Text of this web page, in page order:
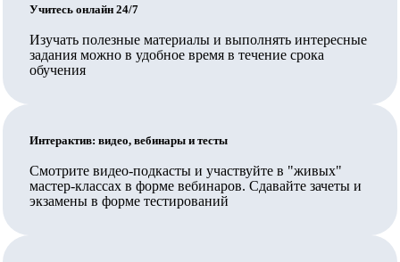
требуется соответствие организации требованиям ч.
5.2. ст. 47 указанного закона, включая специальное
разрешение.
Ваш работодатель также может заключить прямой
Вносятся ли данные в ФИС ФРДО?
Учитесь онлайн 24/7
Изучать полезные материалы и выполнять интересные
задания можно в удобное время в течение срока
обучения
Интерактив: видео, вебинары и тесты
Смотрите видео-подкасты и участвуйте в "живых"
мастер-классах в форме вебинаров. Сдавайте зачеты и
экзамены в форме тестирований